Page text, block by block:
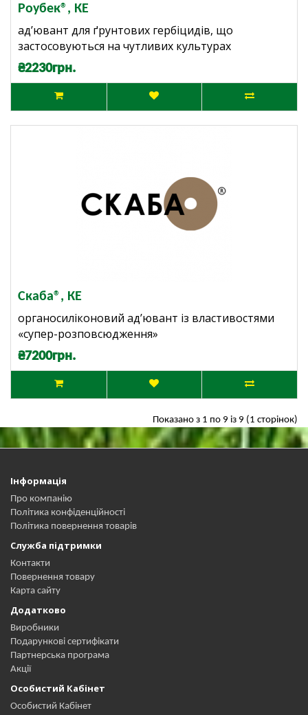
Роубек®, КЕ
ад’ювант для ґрунтових гербіцидів, що
застосовуються на чутливих культурах
₴2230грн.
Скаба®, КЕ
органосиліконовий ад’ювант із властивостями
«супер-розповсюдження»
₴7200грн.
Показано з 1 по 9 із 9 (1 сторінок)
Інформація
Про компанію
Політика конфіденційності
Політика повернення товарів
Служба підтримки
Контакти
Повернення товару
Карта сайту
Додатково
Виробники
Подарункові сертифікати
Партнерська програма
Акції
Особистий Кабінет
Особистий Кабінет